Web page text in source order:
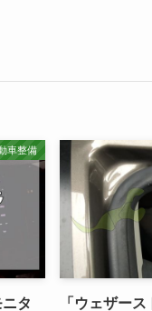
車整備
タ
「ウェザー